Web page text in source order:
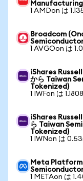
1 AMDon は
Broadcom
1 AVGOon は
iShares
から Taiwan
Tokenized)
1 IWFon は
iShares
ら Taiwan
Tokenized)
1 IWNon は
Meta
1 METAon は